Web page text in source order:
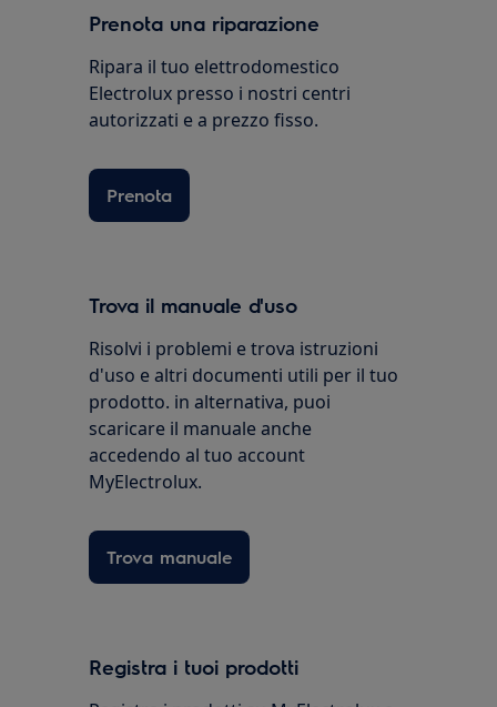
Prenota una riparazione
Ripara il tuo elettrodomestico
Electrolux presso i nostri centri
autorizzati e a prezzo fisso.
Prenota
Trova il manuale d'uso
Risolvi i problemi e trova istruzioni
d'uso e altri documenti utili per il tuo
prodotto. in alternativa, puoi
scaricare il manuale anche
accedendo al tuo account
MyElectrolux.
Trova manuale
Registra i tuoi prodotti